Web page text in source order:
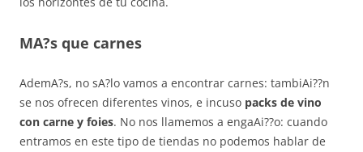
MA?s que carnes
AdemA?s, no sA?lo vamos a encontrar carnes: tambiAi??n
se nos ofrecen diferentes vinos, e incuso packs de vino
con carne y foies. No nos llamemos a engaAi??o: cuando
entramos en este tipo de tiendas no podemos hablar de